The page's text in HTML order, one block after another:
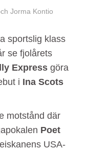
Jorma Kontio
sportslig klass
se fjolårets
Express göra
i Ina Scots
motstånd där
Poet
USA-